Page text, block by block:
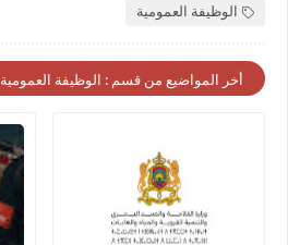
الوظيفة العمومية
أخر المواضيع من قسم : الوظيفة العمومية